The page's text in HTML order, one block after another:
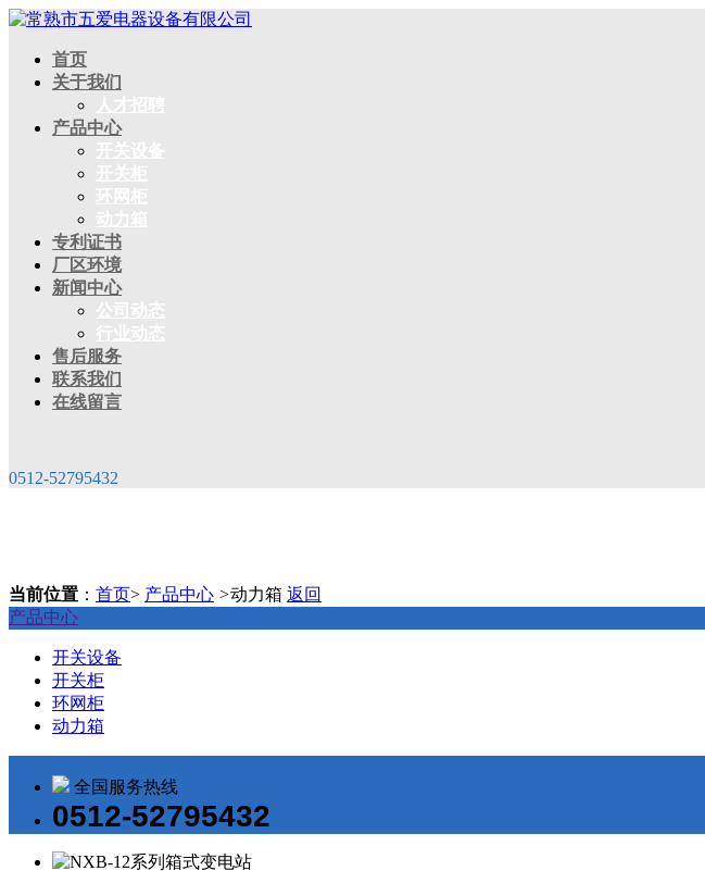
首页
关于我们
产品中心
专利证书
厂区环境
新闻中心
售后服务
联系我们
在线留言
0512-52795432
当前位置 ： 首页> 产品中心 >动力箱 返回
产品中心
开关设备
开关柜
环网柜
动力箱
全国服务热线
0512-52795432